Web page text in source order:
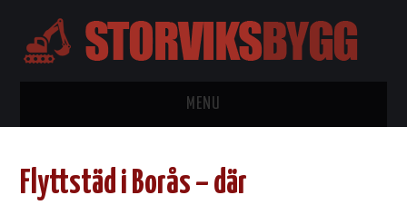
MENU
BYGGTIPS
Flyttstäd i Borås – där